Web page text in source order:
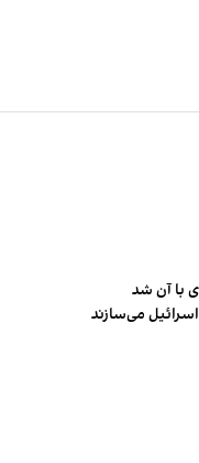
با آن شد
می‌سازند